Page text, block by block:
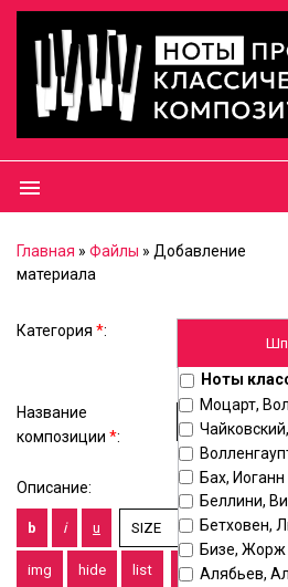
menu
Главная » Файлы » Добавление
материала
Категория *:
Ноты
Моцарт,
Бах,
Беллини,
Бетховен,
Бизе, Жорж
Алябьев,
Название
композиции *:
Описание: